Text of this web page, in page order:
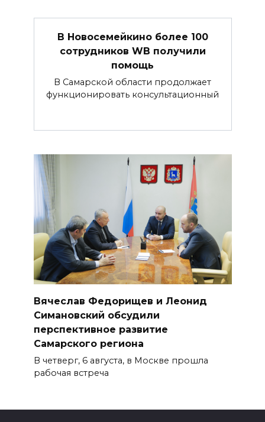
В Новосемейкино более 100
сотрудников WB получили
помощь
В Самарской области продолжает
функционировать консультационный
Вячеслав Федорищев и Леонид
Симановский обсудили
перспективное развитие
Самарского региона
В четверг, 6 августа, в Москве прошла
рабочая встреча